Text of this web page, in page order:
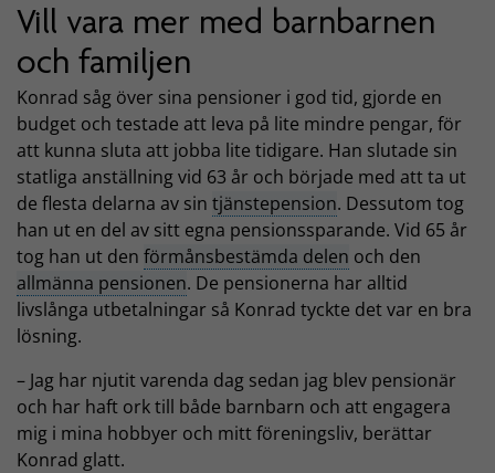
Vill vara mer med barnbarnen
och familjen
Konrad såg över sina pensioner i god tid, gjorde en
budget och testade att leva på lite mindre pengar, för
att kunna sluta att jobba lite tidigare. Han slutade sin
statliga anställning vid 63 år och började med att ta ut
de flesta delarna av sin tjänstepension. Dessutom tog
han ut en del av sitt egna pensionssparande. Vid 65 år
tog han ut den förmånsbestämda delen och den
allmänna pensionen. De pensionerna har alltid
livslånga utbetalningar så Konrad tyckte det var en bra
lösning.
– Jag har njutit varenda dag sedan jag blev pensionär
och har haft ork till både barnbarn och att engagera
mig i mina hobbyer och mitt föreningsliv, berättar
Konrad glatt.